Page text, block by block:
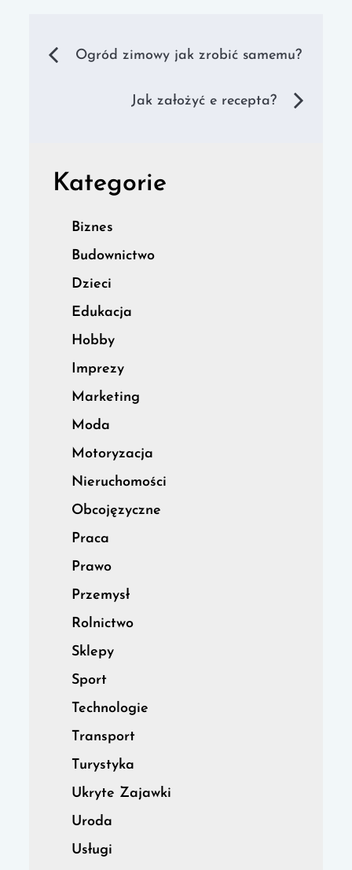
Nawigacja
Ogród zimowy jak zrobić samemu?
Jak założyć e recepta?
Kategorie
Biznes
Budownictwo
Dzieci
Edukacja
Hobby
Imprezy
Marketing
Moda
Motoryzacja
Nieruchomości
Obcojęzyczne
Praca
Prawo
Przemysł
Rolnictwo
Sklepy
Sport
Technologie
Transport
Turystyka
Ukryte Zajawki
Uroda
Usługi